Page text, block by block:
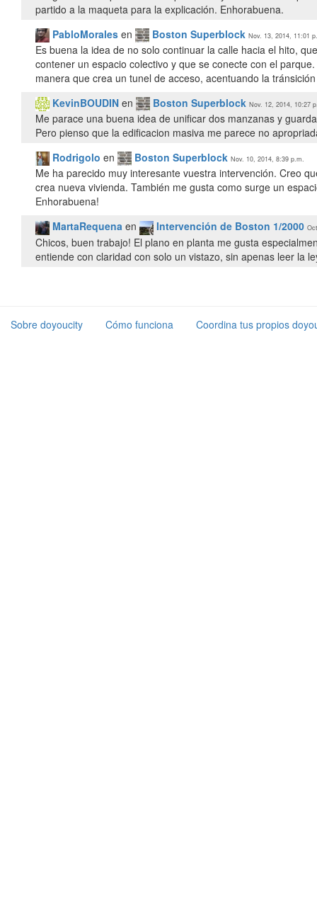
partido a la maqueta para la explicación. Enhorabuena.
PabloMorales en Boston Superblock Nov. 13, 2014, 11:01
Es buena la idea de no solo continuar la calle hacia el hito,
contener un espacio colectivo y que se conecte con el
manera que crea un tunel de acceso, acentuando la
KevinBOUDIN en Boston Superblock Nov. 12, 2014, 10:27
Me parace una buena idea de unificar dos manzanas y
Pero pienso que la edificacion masiva me parece no
Rodrigolo en Boston Superblock Nov. 10, 2014, 8:39 p.m.
Me ha parecido muy interesante vuestra intervención. Creo
crea nueva vivienda. También me gusta como surge un
Enhorabuena!
MartaRequena en Intervención de Boston 1/2000
Chicos, buen trabajo! El plano en planta me gusta
entiende con claridad con solo un vistazo, sin apenas leer la
Sobre doyoucity Cómo funciona Coordina tus propios